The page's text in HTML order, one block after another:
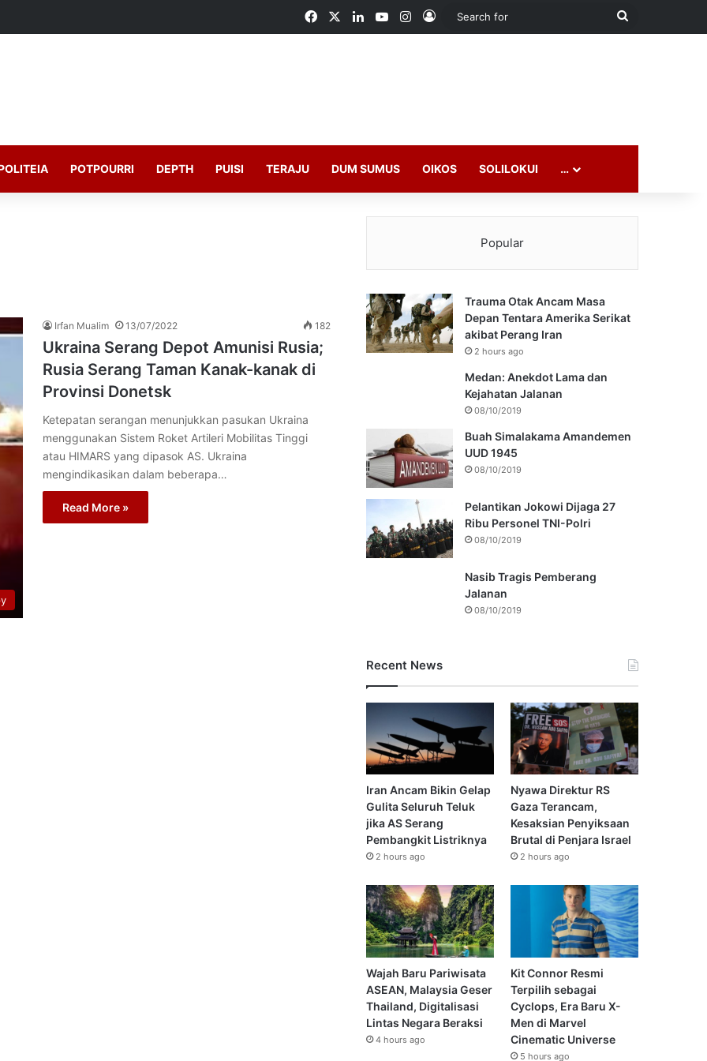
FacebookLinkedInYouTubeInstagram
Log In
Search
POTPOURRI DEPTH PUISI TERAJU DUM SUMUS OIKOS SOLILOKUI …
Irfan Mualim 13/07/2022 182
Ukraina Serang Depot Amunisi Rusia;
Rusia Serang Taman Kanak-kanak di
Provinsi Donetsk
Ketepatan serangan menunjukkan pasukan Ukraina
menggunakan Sistem Roket Artileri Mobilitas Tinggi
atau HIMARS yang dipasok AS. Ukraina
mengindikasikan dalam beberapa…
Read More »
Popular
Trauma Otak Ancam Masa
Depan Tentara Amerika Serikat
akibat Perang Iran
2 hours ago
Medan: Anekdot Lama dan
Kejahatan Jalanan
08/10/2019
Buah Simalakama Amandemen
UUD 1945
08/10/2019
Pelantikan Jokowi Dijaga 27
Ribu Personel TNI-Polri
08/10/2019
Nasib Tragis Pemberang
Jalanan
08/10/2019
Recent News
Iran Ancam Bikin Gelap
Gulita Seluruh Teluk
jika AS Serang
Pembangkit Listriknya
2 hours ago
Nyawa Direktur RS
Gaza Terancam,
Kesaksian Penyiksaan
Brutal di Penjara Israel
2 hours ago
Wajah Baru Pariwisata
ASEAN, Malaysia Geser
Thailand, Digitalisasi
Lintas Negara Beraksi
4 hours ago
Kit Connor Resmi
Terpilih sebagai
Cyclops, Era Baru X-
Men di Marvel
Cinematic Universe
5 hours ago